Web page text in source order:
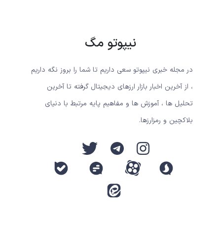
نیپوتو مگ
در مجله خبری نیپوتو سعی داریم تا شما را بروز نگه داریم
، از آخرین اخبار بازار ارزهای دیجیتال گرفته تا آخرین
تحلیل ها ، آموزش ها و مفاهیم پایه مرتبط با دنیای
بلاکچین و رمزارزها.